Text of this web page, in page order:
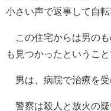
小さい声で返事して自転
この住宅からは男のも
も見つかったということ
男は、病院で治療を受
警察は殺人と放火の疑